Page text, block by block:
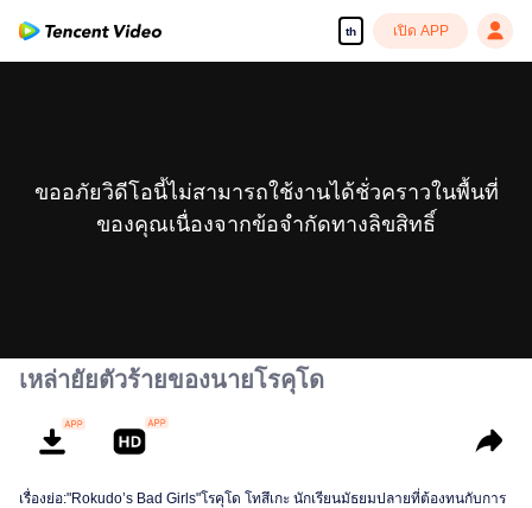
th เปิด APP
ขออภัยวิดีโอนี้ไม่สามารถใช้งานได้ชั่วคราวในพื้นที่
ของคุณเนื่องจากข้อจำกัดทางลิขสิทธิ์
เหล่ายัยตัวร้ายของนายโรคุโด
เรื่องย่อ:"Rokudo’s Bad Girls"โรคุโด โทสึเกะ นักเรียนมัธยมปลายที่ต้องทนกับการ